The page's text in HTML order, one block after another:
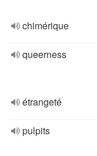
chimérique
queerness
étrangeté
pulpits